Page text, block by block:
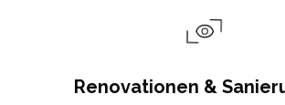
Renovationen &